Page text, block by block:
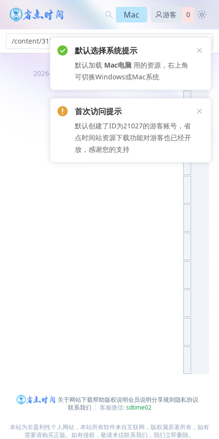
Mac 游客 0
/content/312
2026-08-06
推荐文
关于网站下载帮助版权说明会员说明分享规则隐私协议
联系我们
客服微信:sdtime02
本站为非盈利性个人网站，本站所有软件来自互联网，版权属原著所有，如有
需要请购买正版。如有侵权，敬请来信联系我们，我们立即删除。
默认选择系统提示
默认加载 Mac电脑 用的资源，右上角
可切换Windows或Mac系统
首次访问提示
默认创建了ID为21027的游客账号，省
点时间站资源下载功能对游客也已经开
放，感谢您的支持